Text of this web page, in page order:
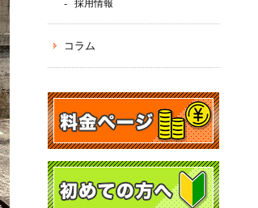
採用情報
コラム